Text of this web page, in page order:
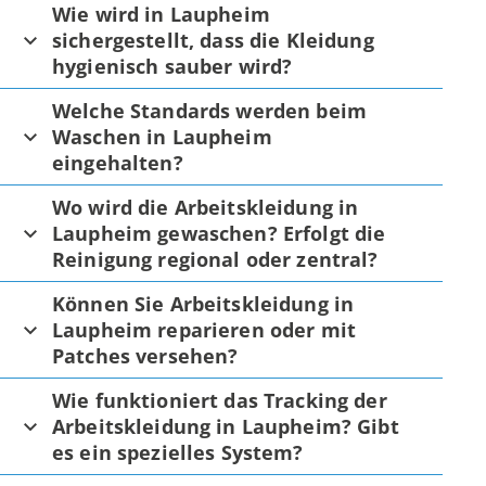
Wie wird in Laupheim
sichergestellt, dass die Kleidung
hygienisch sauber wird?
Welche Standards werden beim
Waschen in Laupheim
eingehalten?
Wo wird die Arbeitskleidung in
Laupheim gewaschen? Erfolgt die
Reinigung regional oder zentral?
Können Sie Arbeitskleidung in
Laupheim reparieren oder mit
Patches versehen?
Wie funktioniert das Tracking der
Arbeitskleidung in Laupheim? Gibt
es ein spezielles System?